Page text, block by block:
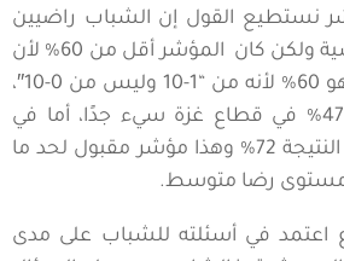
نستطيع القول إن الشباب راضيين
عن أوضاعهم المعيشية ولكن كان المؤشر أقل من 60% لأن
النصف لهذا المؤشر هو 60% لأنه من “1-10 وليس من 0-10″،
ولذلك يعتبر المؤشر 47% في قطاع غزة سيء جدًا، أما في
الضفة الغربية فكانت النتيجة 72% وهذا مؤشر مقبول لحد ما
مستوى رضا متوسط.
اعتمد في أسئلته للشباب على مدى